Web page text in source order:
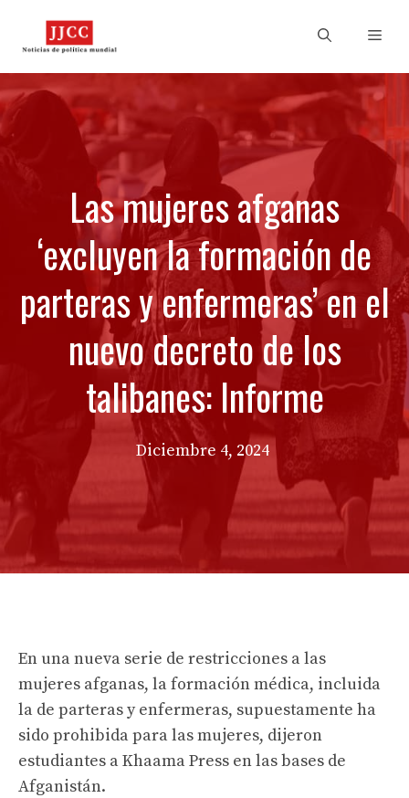
Las mujeres afganas
‘excluyen la formación de
parteras y enfermeras’ en el
nuevo decreto de los
talibanes: Informe
Diciembre 4, 2024
En una nueva serie de restricciones a las
mujeres afganas, la formación médica, incluida
la de parteras y enfermeras, supuestamente ha
sido prohibida para las mujeres, dijeron
estudiantes a Khaama Press en las bases de
Afganistán.